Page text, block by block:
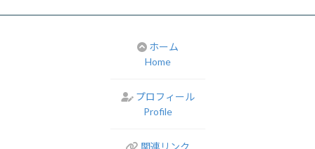
ホーム
Home
プロフィール
Profile
関連リンク